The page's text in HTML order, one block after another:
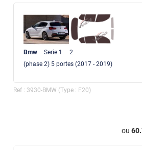
Bmw Serie 1
2
(phase 2) 5 portes(2017 - 2019)
Ref : 3930-BMW (Type : F20)
ou